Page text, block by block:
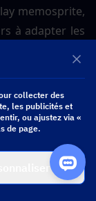
memosprite,
à adapter les
Acheter Jade
collecter des
les publicités et
ou ajustez via «
de page.